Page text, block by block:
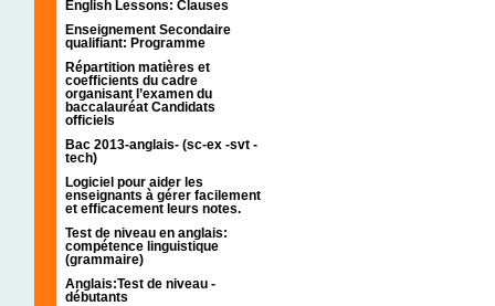
English Lessons: Clauses
Enseignement Secondaire
qualifiant: Programme
Répartition matières et
coefficients du cadre
organisant l’examen du
baccalauréat Candidats
officiels
Bac 2013-anglais- (sc-ex -svt -
tech)
Logiciel pour aider les
enseignants à gérer facilement
et efficacement leurs notes.
Test de niveau en anglais:
compétence linguistique
(grammaire)
Anglais:Test de niveau -
débutants